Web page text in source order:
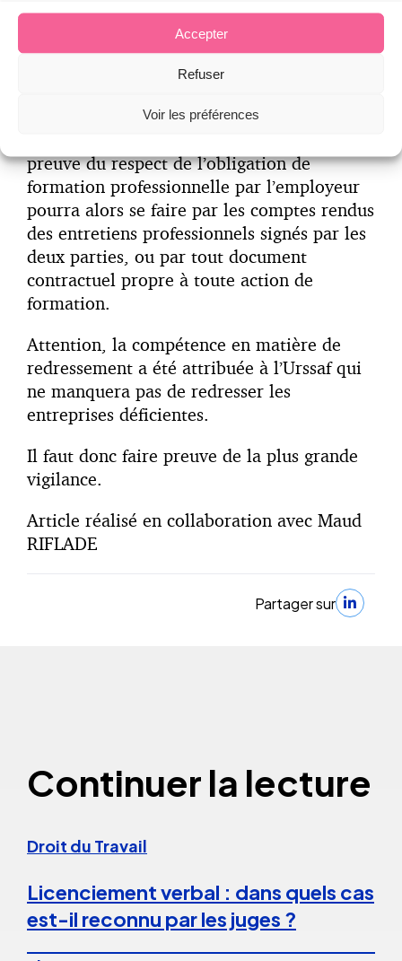
Accepter
Refuser
Voir les préférences
Une somme d’un montant égal à celui de
l’abondement sera alors versée par
l’employeur à la Caisse des dépôts et
preuve du respect de l’obligation de
formation professionnelle par l’employeur
pourra alors se faire par les comptes rendus
des entretiens professionnels signés par les
deux parties, ou par tout document
contractuel propre à toute action de
formation.
Attention, la compétence en matière de
redressement a été attribuée à l’Urssaf qui
ne manquera pas de redresser les
entreprises déficientes.
Il faut donc faire preuve de la plus grande
vigilance.
Article réalisé en collaboration avec Maud
RIFLADE
Partager sur
Continuer la lecture
Droit du Travail
Licenciement verbal : dans quels cas
est-il reconnu par les juges ?